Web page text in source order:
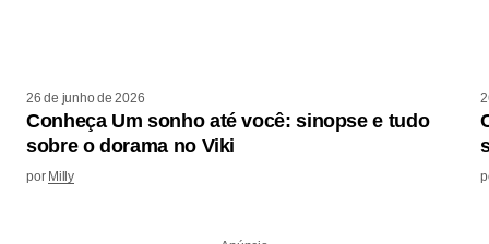
26 de junho de 2026
Conheça Um sonho até você: sinopse e tudo
sobre o dorama no Viki
por Milly